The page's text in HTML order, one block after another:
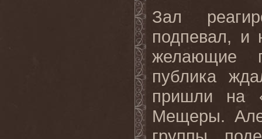
Зал
подпевал, и
желающие
публика
пришли на
Мещеры.